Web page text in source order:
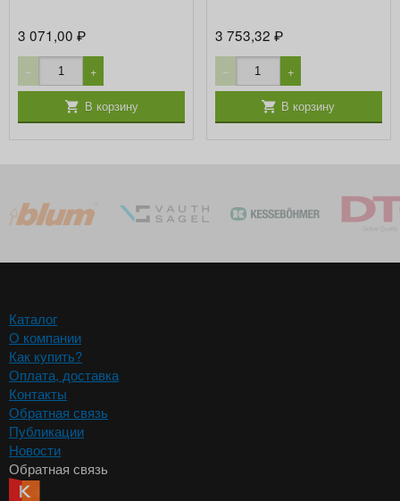
3 071,00₽
− +
В корзину
3 753,32 ₽
− +
В корзину
Каталог
О компании
Как купить?
Оплата, доставка
Контакты
Обратная связь
Публикации
Новости
Обратная связь